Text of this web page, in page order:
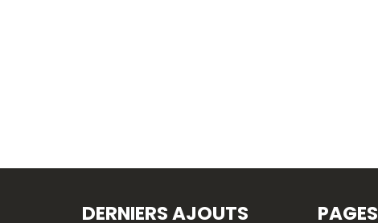
DERNIERS AJOUTS PAGES